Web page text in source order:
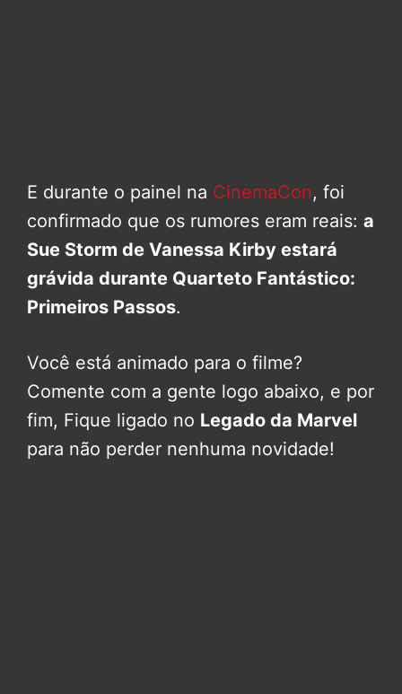
E durante o painel na CinemaCon, foi
confirmado que os rumores eram reais: a
Sue Storm de Vanessa Kirby estará
grávida durante Quarteto Fantástico:
Primeiros Passos.
Você está animado para o filme?
Comente com a gente logo abaixo, e por
fim, Fique ligado no Legado da Marvel
para não perder nenhuma novidade!